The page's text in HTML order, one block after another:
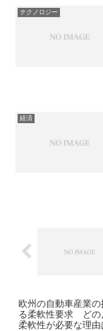
テクノロジー
経済
欧州の自動車産業
る柔軟性要求 どの
柔軟性が必要な理由